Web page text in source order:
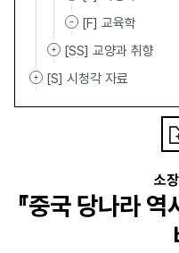
[F] 교육학
[SS] 교양과 취향
[S] 시청각 자료
소
『중국 당나라